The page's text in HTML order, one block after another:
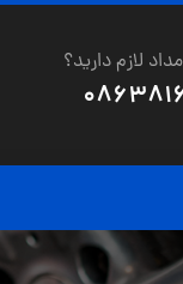
لازم دارید؟